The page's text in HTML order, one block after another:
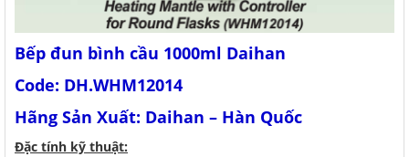
Bếp đun bình cầu 1000ml Daihan
Code: DH.WHM12014
Hãng Sản Xuất: Daihan – Hàn Quốc
Đặc tính kỹ thuật: